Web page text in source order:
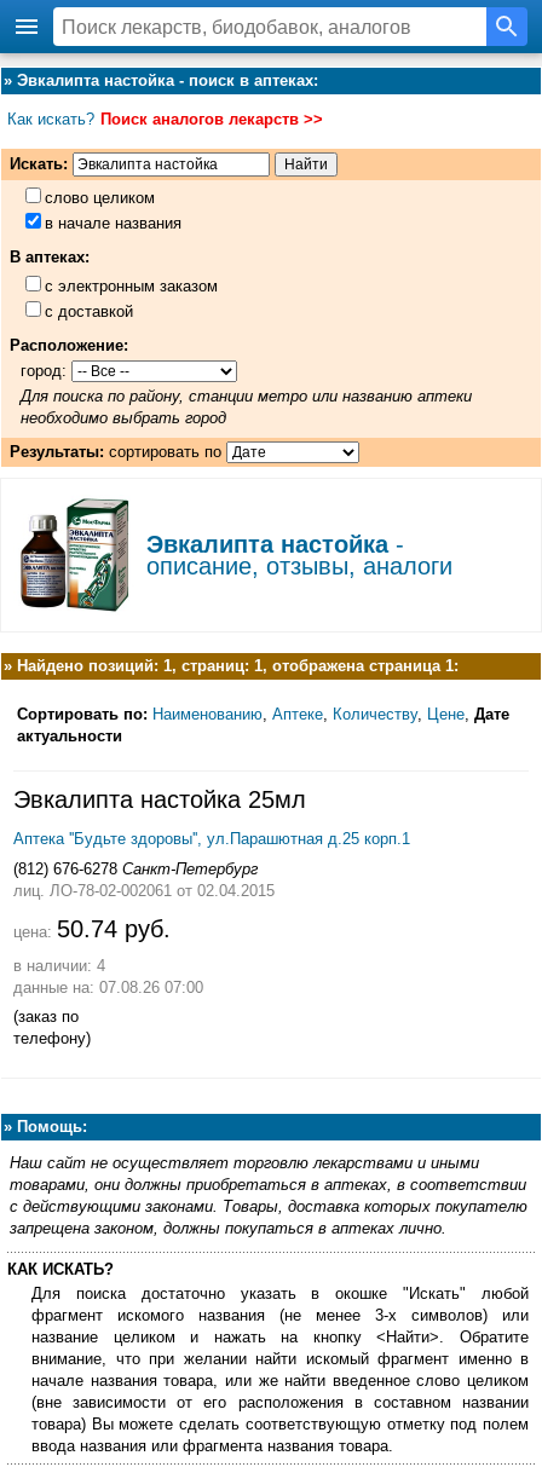
» Эвкалипта настойка - поиск в аптеках:
Как искать? Поиск аналогов лекарств >>
Искать:
слово целиком
в начале названия
В аптеках:
с электронным заказом
с доставкой
Расположение:
город:
Для поиска по району, станции метро или названию аптеки
необходимо выбрать город
Результаты: сортировать по
Эвкалипта настойка-
описание, отзывы, аналоги
» Найдено позиций: 1, страниц: 1, отображена страница 1:
Сортировать по: Наименованию Аптеке Количеству, Цене Дате
актуальности
Эвкалипта настойка 25мл
Аптека ''Будьте здоровы'', ул.Парашютная д.25 корп.1
(812) 676-6278 Санкт-Петербург
лиц. ЛО-78-02-002061 от 02.04.2015
цена: 50.74 руб.
в наличии: 4
данные на: 07.08.26 07:00
(заказ по
телефону)
» Помощь:
Наш сайт не осуществляет торговлю лекарствами и иными
товарами, они должны приобретаться в аптеках, в соответствии
с действующими законами. Товары, доставка которых покупателю
запрещена законом, должны покупаться в аптеках лично.
КАК ИСКАТЬ?
Для поиска достаточно указать в окошке "Искать" любой
фрагмент искомого названия (не менее 3-х символов) или
название целиком и нажать на кнопку <Найти>. Обратите
внимание, что при желании найти искомый фрагмент именно в
начале названия товара, или же найти введенное слово целиком
(вне зависимости от его расположения в составном названии
товара) Вы можете сделать соответствующую отметку под полем
ввода названия или фрагмента названия товара.